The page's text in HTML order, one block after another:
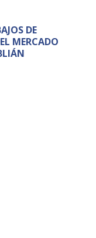
DE
MERCADO